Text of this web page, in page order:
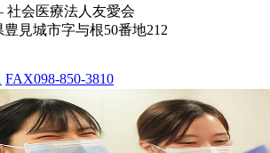
社会医療法人友愛会
見城市字与根50番地212
FAX098-850-3810